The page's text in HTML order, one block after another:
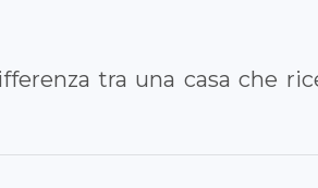
tra una casa che